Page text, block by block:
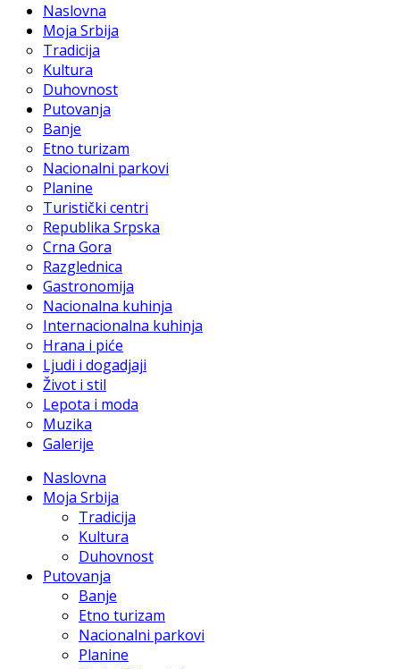
Naslovna
Moja Srbija
Tradicija
Kultura
Duhovnost
Putovanja
Banje
Etno turizam
Nacionalni parkovi
Planine
Turistički centri
Republika Srpska
Crna Gora
Razglednica
Gastronomija
Nacionalna kuhinja
Internacionalna kuhinja
Hrana i piće
Ljudi i dogadjaji
Život i stil
Lepota i moda
Muzika
Galerije
Naslovna
Moja Srbija
Tradicija
Kultura
Duhovnost
Putovanja
Banje
Etno turizam
Nacionalni parkovi
Planine